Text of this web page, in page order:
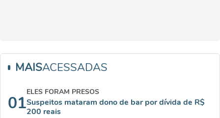
MAISACESSADAS
01
ELES FORAM PRESOS
Suspeitos mataram dono de bar por dívida de R$
200 reais